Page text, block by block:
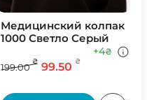
Медицинский колпак
1000 Светло Серый
199.00
₴ 99.50 ₴
+4₴